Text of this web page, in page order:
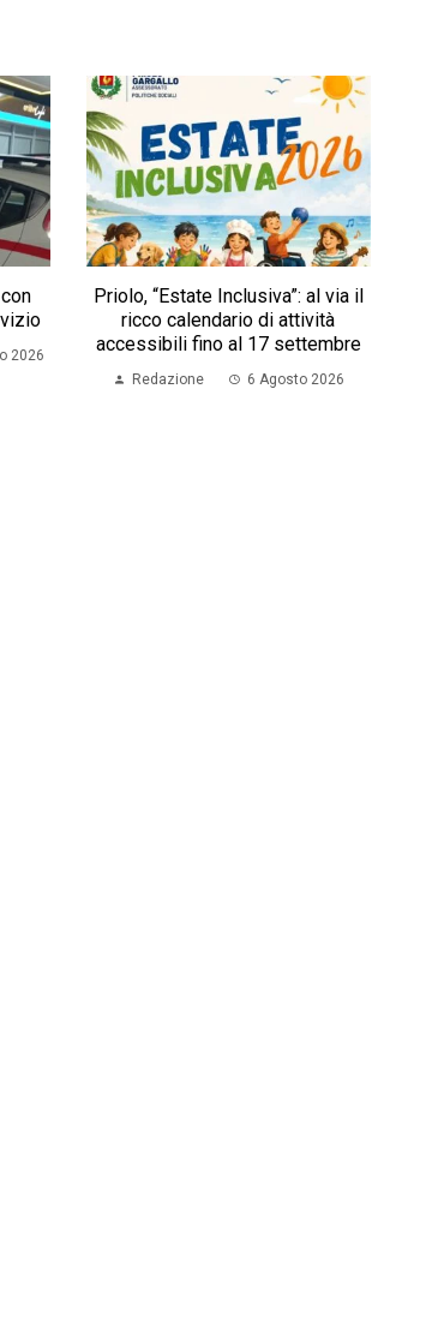
2026
Priolo, “Estate Inclusiva”: al via il
ricco calendario di attività
accessibili fino al 17 settembre
Redazione 6 Agosto 2026